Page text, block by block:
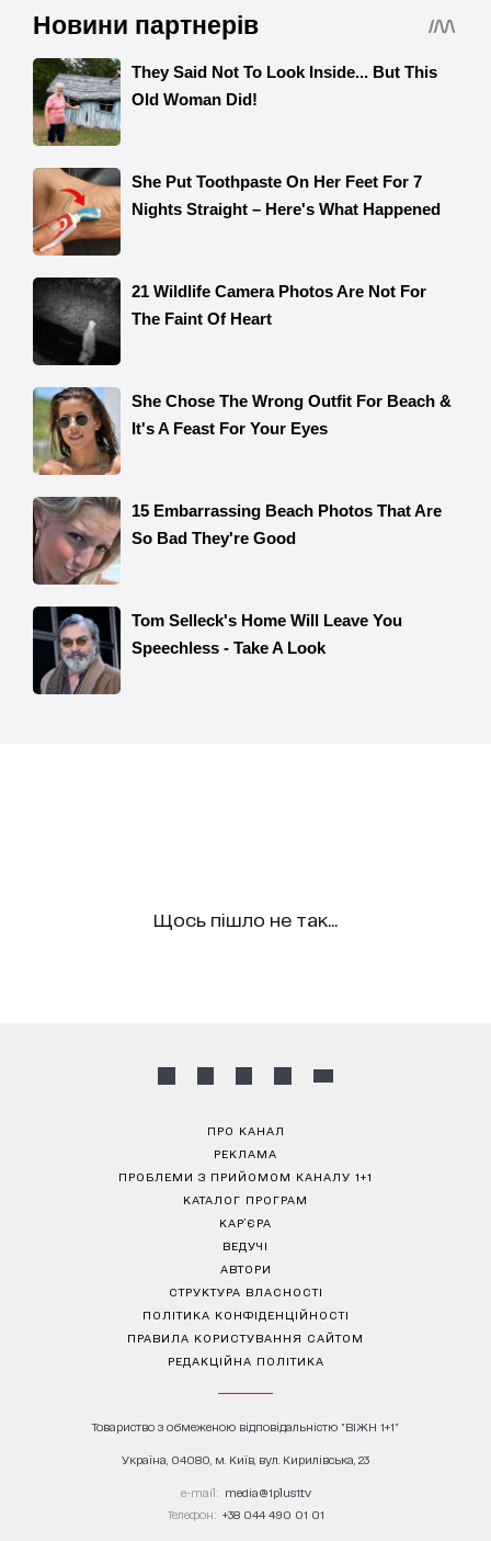
Щось пішло не так...
ПРО КАНАЛ
РЕКЛАМА
ПРОБЛЕМИ З ПРИЙОМОМ КАНАЛУ 1+1
КАТАЛОГ ПРОГРАМ
КАР’ЄРА
ВЕДУЧІ
АВТОРИ
СТРУКТУРА ВЛАСНОСТІ
ПОЛІТИКА КОНФІДЕНЦІЙНОСТІ
ПРАВИЛА КОРИСТУВАННЯ САЙТОМ
РЕДАКЦІЙНА ПОЛІТИКА
Товариство з обмеженою відповідальністю "ВІЖН 1+1"
Україна, 04080, м. Київ, вул. Кирилівська, 23
е-mail: media@1plus1.tv
Телефон: +38 044 490 01 01